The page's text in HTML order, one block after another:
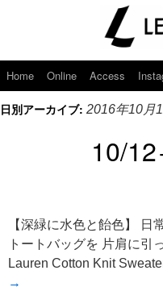
Home Online Access
日別アーカイブ: 2016年10月
10/
【深緑に水色と飴色】 日
トートバッグを 片肩に引
Lauren Cotton Knit
→